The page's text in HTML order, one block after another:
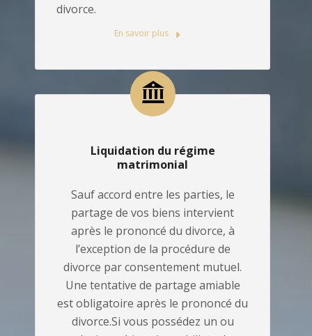
divorce.
En savoir plus
Liquidation du régime
matrimonial
Sauf accord entre les parties, le
partage de vos biens intervient
après le prononcé du divorce, à
l’exception de la procédure de
divorce par consentement mutuel.
Une tentative de partage amiable
est obligatoire après le prononcé du
divorce.Si vous possédez un ou